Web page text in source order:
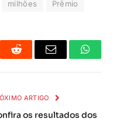
milhões Prêmio
Reddit
E-
ARTIGO
os resultados dos